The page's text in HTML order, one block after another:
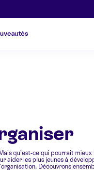
qu’est-ce qui pourrait mieux
aider les plus jeunes à
Découvrons